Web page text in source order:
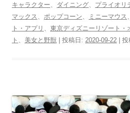
キャラクター
ダイニング プライオリ
マックス
ポップコーン ミニーマウス
ト・アプリ
東京ディズニーリゾート・
ト
美女と野獣 | 投稿日: 2020-09-22 | 投